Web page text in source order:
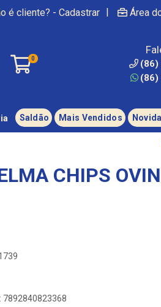
é cliente? - Cadastrar | Área
0
(86)
(86)
Saldão Mais Vendidos
CHIPS
7892840823368